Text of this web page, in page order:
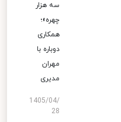
سه هزار
چهره»؛
همکاری
دوباره با
مهران
مدیری
1405/04/
28